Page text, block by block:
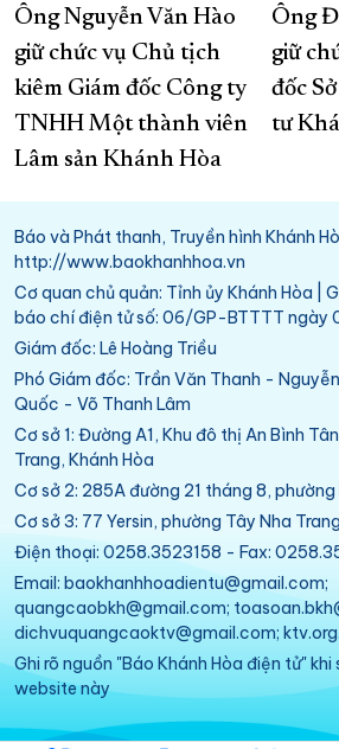
Ông Nguyễn Văn Hào
giữ chức vụ Chủ tịch
kiêm Giám đốc Công ty
TNHH Một thành viên
Lâm sản Khánh Hòa
Ông
giữ
đốc
tư
Báo và Phát thanh, Truyền hình Khánh
http://www.baokhanhhoa.vn
Cơ quan chủ quản: Tỉnh ủy Khánh Hòa |
báo chí điện tử số: 06/GP-BTTTT ngày
Giám đốc: Lê Hoàng Triều
Phó Giám đốc: Trần Văn Thanh -
Quốc - Võ Thanh Lâm
Cơ sở 1: Đường A1, Khu đô thị An Bình
Trang, Khánh Hòa
Cơ sở 2: 285A đường 21 tháng 8, phường
Cơ sở 3: 77 Yersin, phường Tây Nha
Điện thoại: 0258.3523158 - Fax:
Email: baokhanhhoadientu@gmail.com;
quangcaobkh@gmail.com;
dichvuquangcaoktv@gmail.com;
Ghi rõ nguồn "Báo Khánh Hòa điện tử"
website này